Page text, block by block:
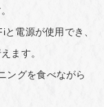
電源が使用でき、
ます。
ングを食べながら